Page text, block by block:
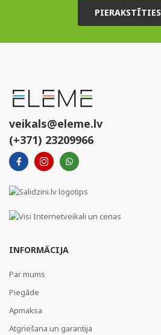
PIERAKSTĪTIES
veikals@eleme.lv
(+371) 23209966
INFORMĀCIJA
Par mums
Piegāde
Apmaksa
Atgriešana un garantija